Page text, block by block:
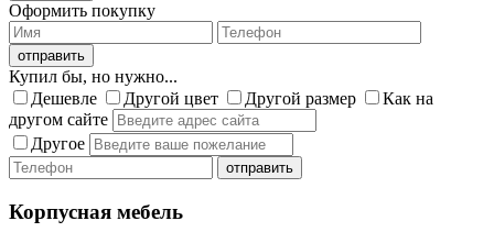
Оформить покупку
Купил бы, но нужно...
Дешевле
Другой цвет Другой размер
Как на
другом сайте
Другое
Корпусная мебель